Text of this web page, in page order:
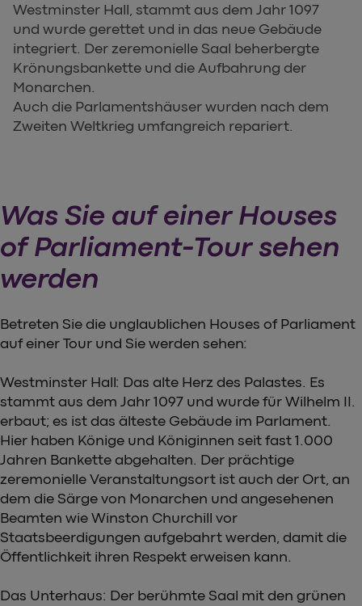
Westminster Hall, stammt aus dem Jahr 1097
und wurde gerettet und in das neue Gebäude
integriert. Der zeremonielle Saal beherbergte
Krönungsbankette und die Aufbahrung der
Monarchen.
Auch die Parlamentshäuser wurden nach dem
Zweiten Weltkrieg umfangreich repariert.
Was Sie auf einer Houses
of Parliament-Tour sehen
werden
Betreten Sie die unglaublichen Houses of Parliament
auf einer Tour und Sie werden sehen:
Westminster Hall: Das alte Herz des Palastes. Es
stammt aus dem Jahr 1097 und wurde für Wilhelm II.
erbaut; es ist das älteste Gebäude im Parlament.
Hier haben Könige und Königinnen seit fast 1.000
Jahren Bankette abgehalten. Der prächtige
zeremonielle Veranstaltungsort ist auch der Ort, an
dem die Särge von Monarchen und angesehenen
Beamten wie Winston Churchill vor
Staatsbeerdigungen aufgebahrt werden, damit die
Öffentlichkeit ihren Respekt erweisen kann.
Das Unterhaus: Der berühmte Saal mit den grünen